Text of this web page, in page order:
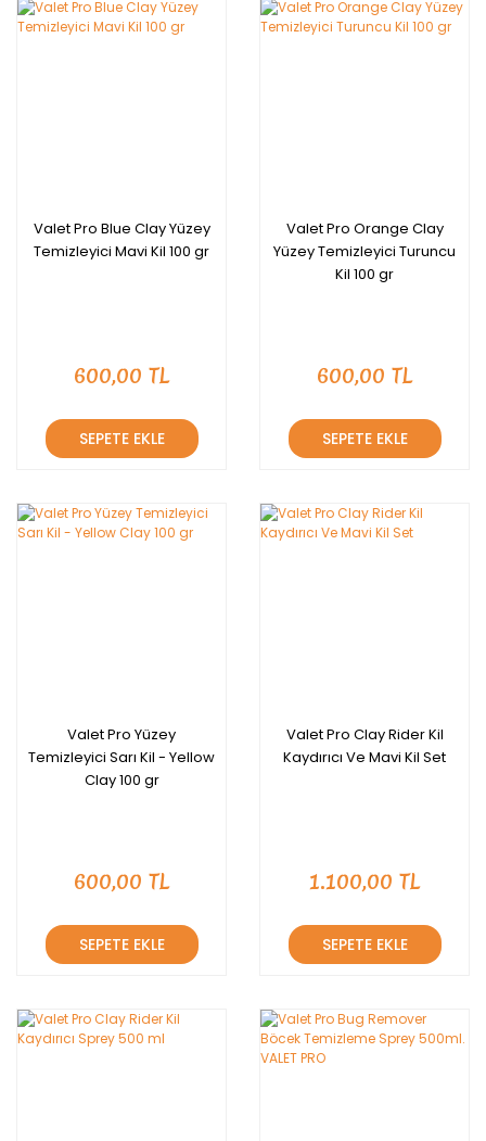
Valet Pro Blue Clay Yüzey
Temizleyici Mavi Kil 100 gr
600,00 TL
SEPETE EKLE
Valet Pro Orange Clay
Yüzey Temizleyici Turuncu
Kil 100 gr
600,00 TL
SEPETE EKLE
Valet Pro Yüzey
Temizleyici Sarı Kil - Yellow
Clay 100 gr
600,00 TL
SEPETE EKLE
Valet Pro Clay Rider Kil
Kaydırıcı Ve Mavi Kil Set
1.100,00 TL
SEPETE EKLE